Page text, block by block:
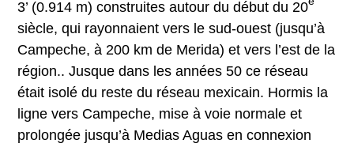
3’ (0.914 m) construites autour du début du 20
siècle, qui rayonnaient vers le sud-ouest (jusqu’à
Campeche, à 200 km de Merida) et vers l’est de la
région.. Jusque dans les années 50 ce réseau
était isolé du reste du réseau mexicain. Hormis la
ligne vers Campeche, mise à voie normale et
prolongée jusqu’à Medias Aguas en connexion